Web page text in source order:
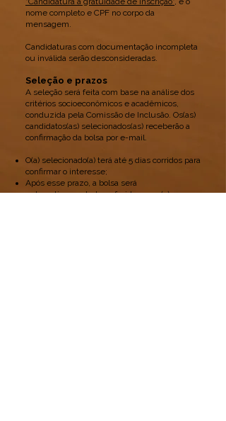
nome completo e CPF no corpo da
mensagem.
Candidaturas com documentação incompleta
ou inválida serão desconsideradas.
Seleção e prazos
A seleção será feita com base na análise dos
critérios socioeconômicos e acadêmicos,
conduzida pela Comissão de Inclusão. Os(as)
candidatos(as) selecionados(as) receberão a
confirmação da bolsa por e-mail.
O(a) selecionado(a) terá até 5 dias corridos para
confirmar o interesse;
Após esse prazo, a bolsa será
automaticamente transferida para o(a)